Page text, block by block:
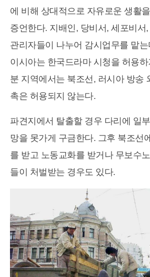
에 비해 상대적으로 자유로운 생활
증언한다. 지배인, 당비서, 세포비서,
관리자들이 나누어 감시업무를 맡는
이시아는 한국드라마 시청을 허용
분 지역에서는 북조선, 러시아 방송
촉은 허용되지 않는다.
파견지에서 탈출할 경우 다리에 일
망을 못가게 구금한다. 그후 북조선
를 받고 노동교화를 받거나 무보수
들이 처벌받는 경우도 있다.